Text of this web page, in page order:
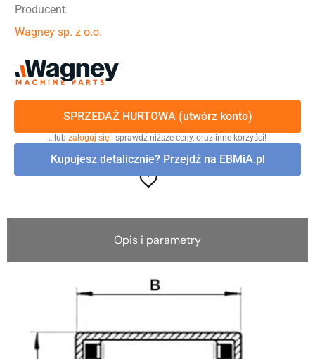
Producent:
Wagney sp. z o.o.
SPRZEDAŻ HURTOWA (utwórz konto)
…lub zaloguj się i sprawdź niższe ceny, oraz inne korzyści!
Kupujesz detalicznie? Przejdź na EBMiA.pl
Opis i parametry